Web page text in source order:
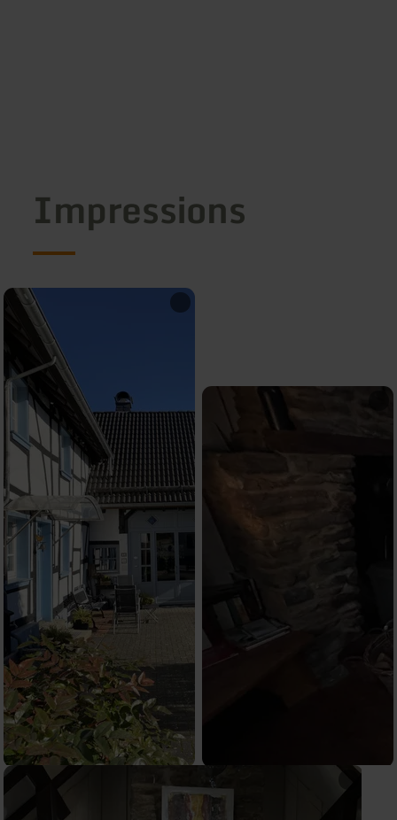
Impressions